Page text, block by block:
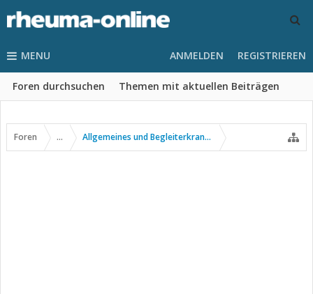
MENU
Foren durchsuchen Themen mit aktuellen Beiträgen
ANMELDEN REGISTRIEREN
Foren ... Allgemeines und Begleiterkrankungen